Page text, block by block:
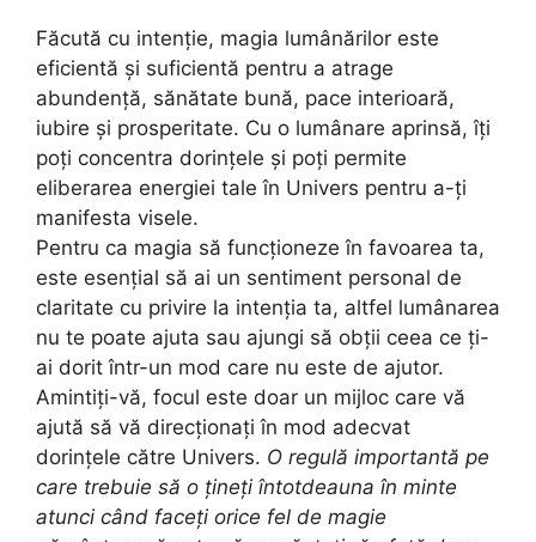
Făcută cu intenție, magia lumânărilor este
eficientă și suficientă pentru a atrage
abundență, sănătate bună, pace interioară,
iubire și prosperitate. Cu o lumânare aprinsă, îți
poți concentra dorințele și poți permite
eliberarea energiei tale în Univers pentru a-ți
manifesta visele.
Pentru ca magia să funcționeze în favoarea ta,
este esențial să ai un sentiment personal de
claritate cu privire la intenția ta, altfel lumânarea
nu te poate ajuta sau ajungi să obții ceea ce ți-
ai dorit într-un mod care nu este de ajutor.
Amintiți-vă, focul este doar un mijloc care vă
ajută să vă direcționați în mod adecvat
dorințele către Univers. O regulă importantă pe
care trebuie să o țineți întotdeauna în minte
atunci când faceți orice fel de magie